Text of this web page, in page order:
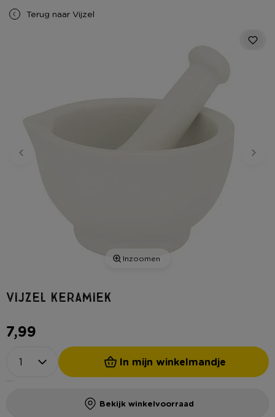
Terug naar Vijzel
Inzoomen
Vijzel keramiek
7,99
In mijn winkelmandje
Bekijk winkelvoorraad